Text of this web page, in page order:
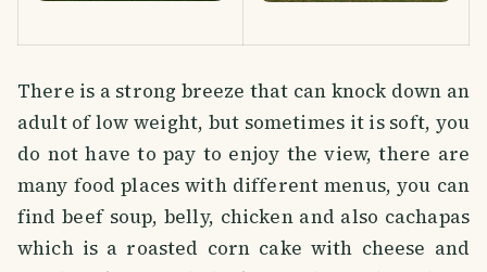
There is a strong breeze that can knock down an
adult of low weight, but sometimes it is soft, you
do not have to pay to enjoy the view, there are
many food places with different menus, you can
find beef soup, belly, chicken and also cachapas
which is a roasted corn cake with cheese and